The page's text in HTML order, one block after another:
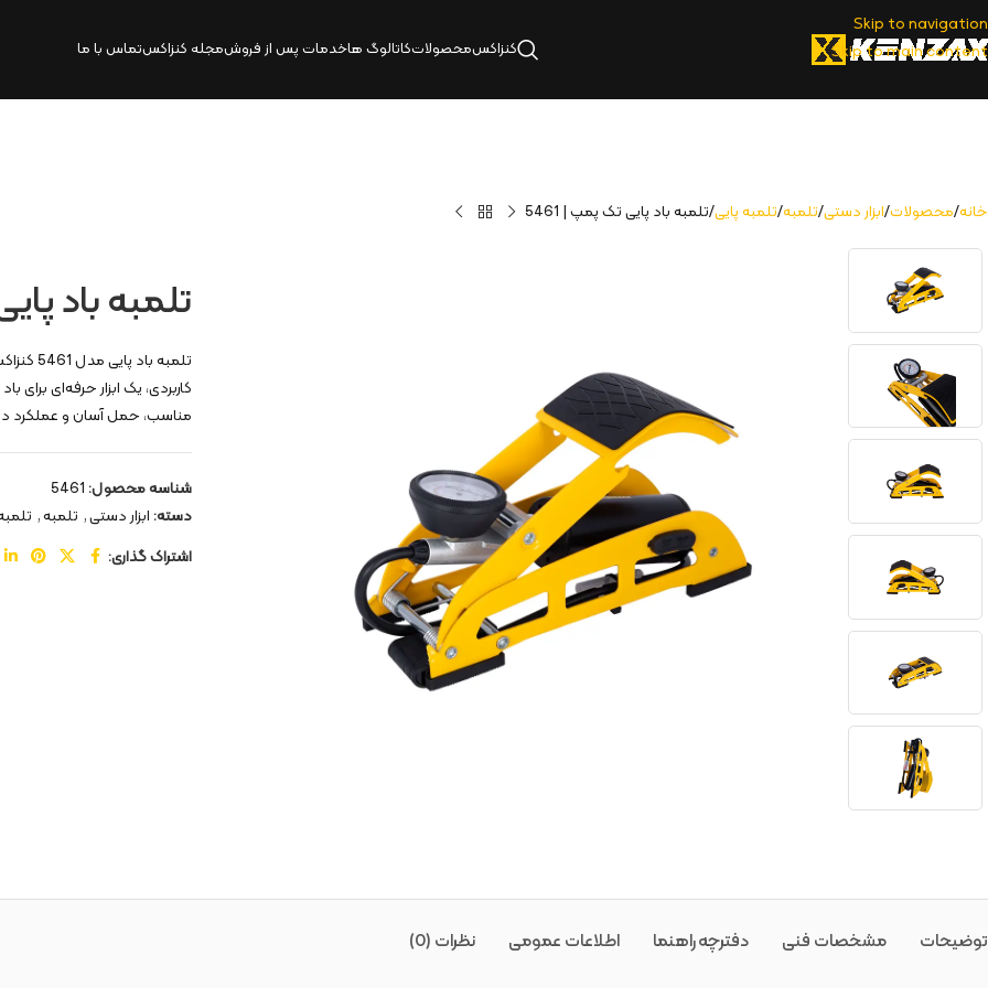
Skip to navigation
Skip to main content
کنزاکسمحصولاتکاتالوگ‌ هاخدمات پس از فروشمجله کنزاکستماس با ما
خانه محصولات ابزار دستی تلمبه تلمبه پایی تلمبه باد پایی تک پمپ | 5461
تلمبه باد
تلمبه
کاربردی، یک ابزار حرفه‌ای
مناسب، حمل آسان و عملکرد
شناسه محصول:5461
دسته:ابزار دستی, تلمبه,
اشتراک گذاری:
توضیحات نظرات (0) مشخصات فنی اطلاعات عمومی دفترچه راهنما